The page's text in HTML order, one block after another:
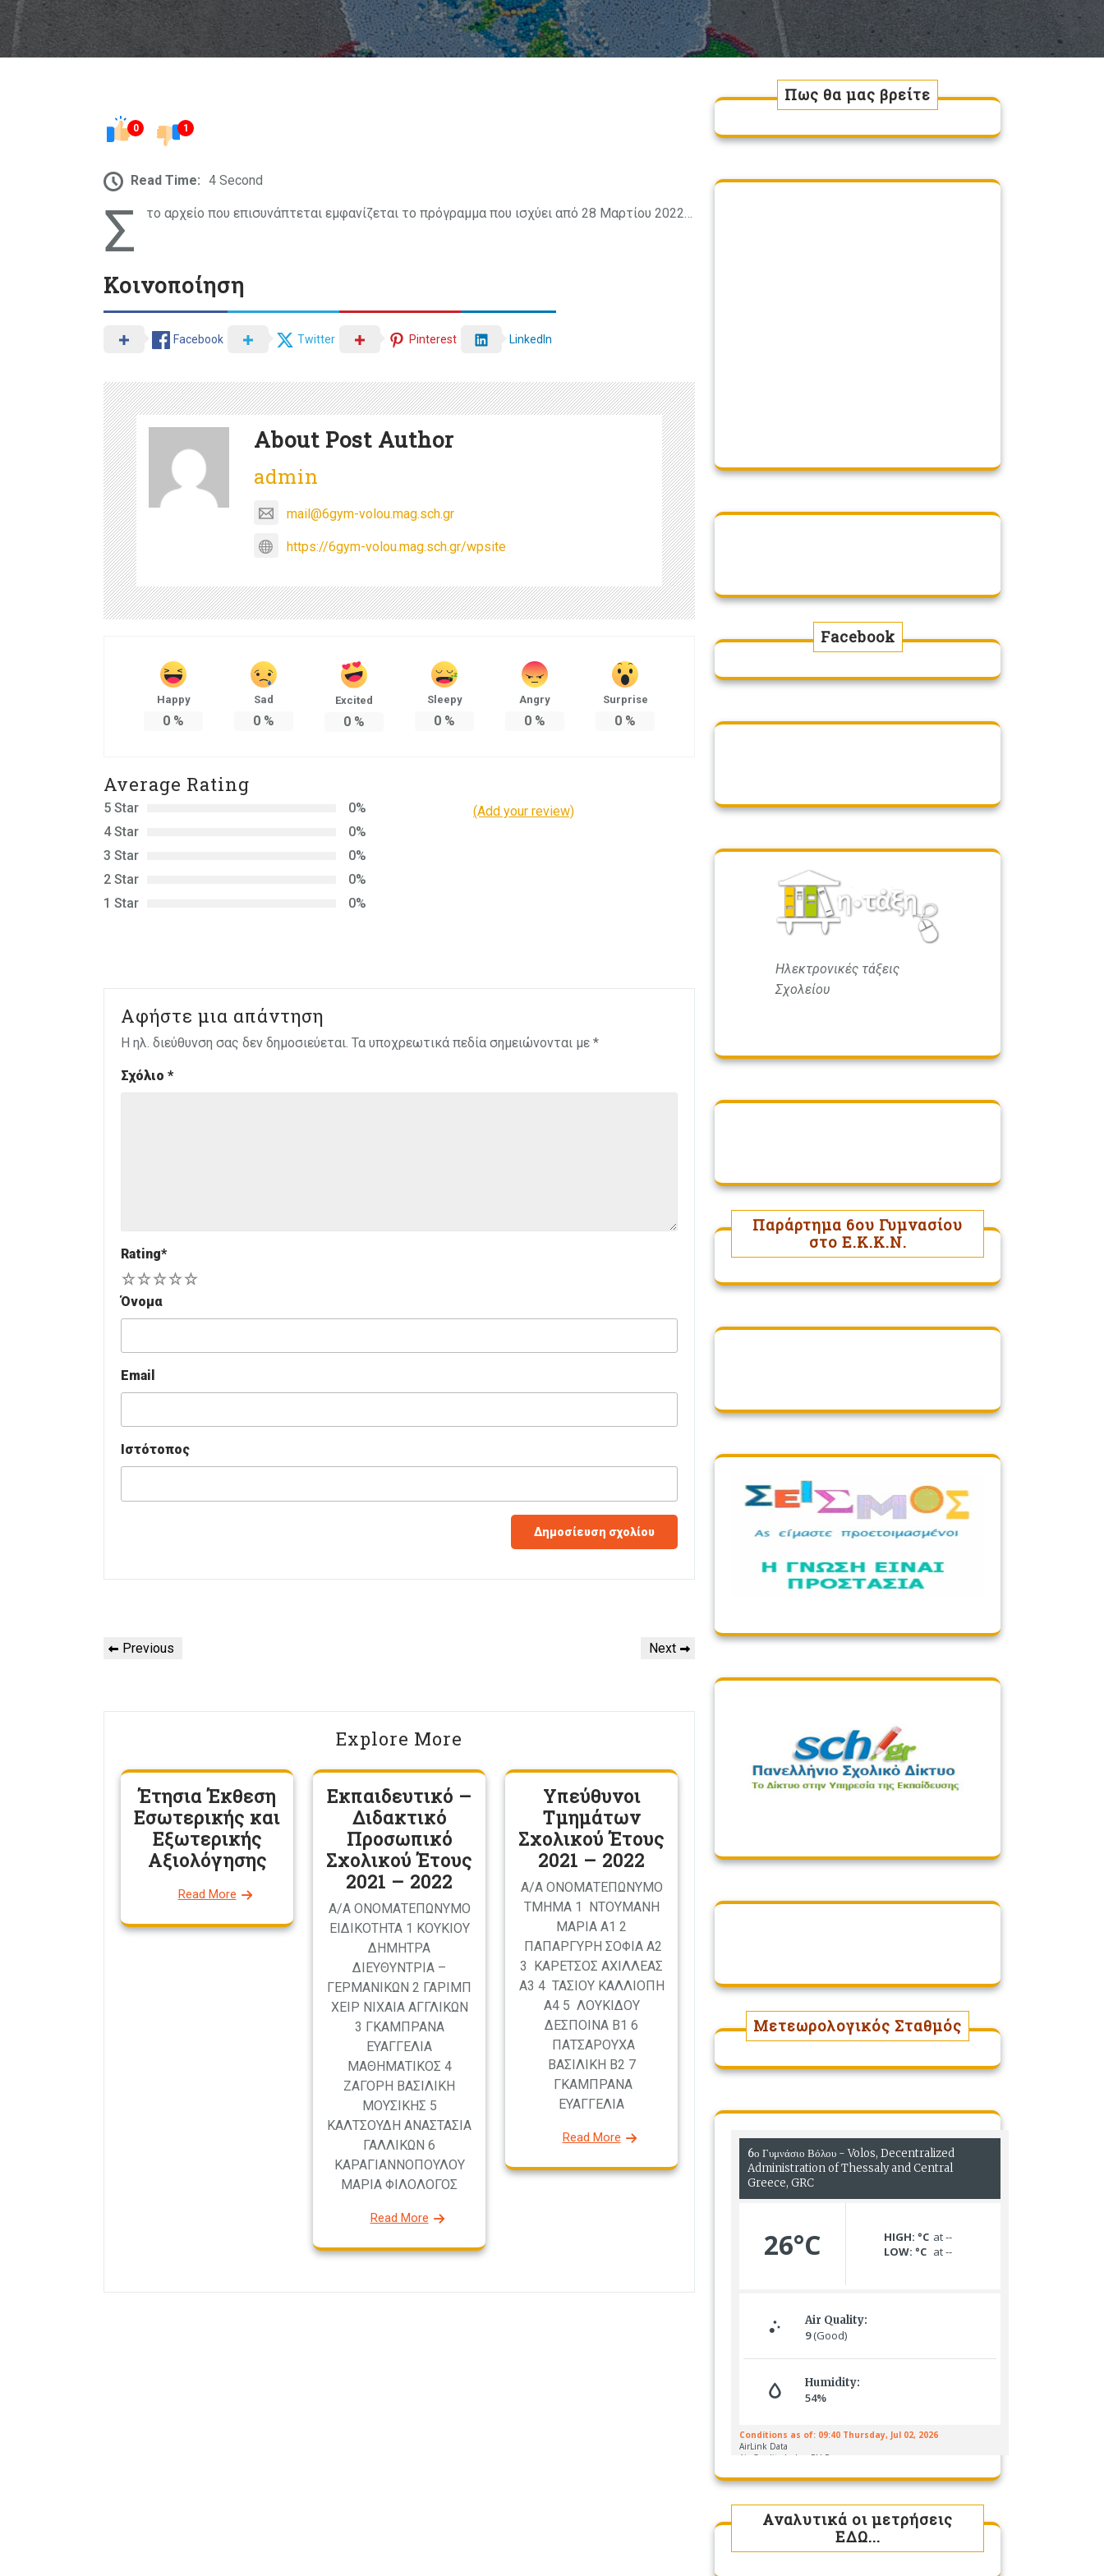
0 1
Read Time: 4 Second
Σ το αρχείο που επισυνάπτεται εμφανίζεται το πρόγραμμα που ισχύει από 28 Μαρτίου 2022…
Κοινοποίηση
Facebook Twitter Pinterest LinkedIn
About Post Author
admin
mail@6gym-volou.mag.sch.gr
https://6gym-volou.mag.sch.gr/wpsite
Happy
0 %
Sad
0 %
Excited
0 %
Sleepy
0 %
Angry
0 %
Surprise
0 %
Average Rating
5 Star
0%
4 Star
0%
3 Star
0%
2 Star
0%
1 Star
0%
(Add your review)
Αφήστε μια απάντηση
Η ηλ. διεύθυνση σας δεν δημοσιεύεται. Τα υποχρεωτικά πεδία σημειώνονται με *
Σχόλιο *
Rating*
5
4
3
2
Όνομα
Email
Ιστότοπος
Πλοήγηση
άρθρων
Previous
Previous
Next
Next
Explore More
Έτησια Έκθεση
Εσωτερικής και
Εξωτερικής
Αξιολόγησης
Read More
Εκπαιδευτικό –
Διδακτικό
Προσωπικό
Σχολικού Έτους
2021 – 2022
Α/Α ΟΝΟΜΑΤΕΠΩΝΥΜΟ
ΕΙΔΙΚΟΤΗΤΑ 1 ΚΟΥΚΙΟΥ
ΔΗΜΗΤΡΑ
ΔΙΕΥΘΥΝΤΡΙΑ –
ΓΕΡΜΑΝΙΚΩΝ 2 ΓΑΡΙΜΠ
ΧΕΙΡ ΝΙΧΑΙΑ ΑΓΓΛΙΚΩΝ
3 ΓΚΑΜΠΡΑΝΑ
ΕΥΑΓΓΕΛΙΑ
ΜΑΘΗΜΑΤΙΚΟΣ 4
ΖΑΓΟΡΗ ΒΑΣΙΛΙΚΗ
ΜΟΥΣΙΚΗΣ 5
ΚΑΛΤΣΟΥΔΗ ΑΝΑΣΤΑΣΙΑ
ΓΑΛΛΙΚΩΝ 6
ΚΑΡΑΓΙΑΝΝΟΠΟΥΛΟΥ
ΜΑΡΙΑ ΦΙΛΟΛΟΓΟΣ
Read More
Υπεύθυνοι
Τμημάτων
Σχολικού Έτους
2021 – 2022
Α/Α ΟΝΟΜΑΤΕΠΩΝΥΜΟ
ΤΜΗΜΑ 1 ΝΤΟΥΜΑΝΗ
ΜΑΡΙΑ Α1 2
ΠΑΠΑΡΓΥΡΗ ΣΟΦΙΑ Α2
3 ΚΑΡΕΤΣΟΣ ΑΧΙΛΛΕΑΣ
Α3 4 ΤΑΣΙΟΥ ΚΑΛΛΙΟΠΗ
Α4 5 ΛΟΥΚΙΔΟΥ
ΔΕΣΠΟΙΝΑ Β1 6
ΠΑΤΣΑΡΟΥΧΑ
ΒΑΣΙΛΙΚΗ Β2 7
ΓΚΑΜΠΡΑΝΑ
ΕΥΑΓΓΕΛΙΑ
Read More
Πως θα μας βρείτε
Facebook
Ηλεκτρονικές τάξεις
Σχολείου
Παράρτημα 6ου Γυμνασίου
στο Ε.Κ.Κ.Ν.
Μετεωρολογικός Σταθμός
Αναλυτικά οι μετρήσεις
ΕΔΩ...